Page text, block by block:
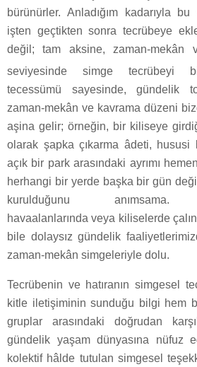
bürünürler. Anladığım kadarıyla
işten geçtikten sonra tecrübeye
değil; tam aksine, zaman-mekân
seviyesinde simge tecrübeyi
tecessümü sayesinde, gündelik
zaman-mekân ve kavrama düzeni
aşina gelir; örneğin, bir kiliseye
olarak şapka çıkarma âdeti,
açık bir park arasındaki ayrımı
herhangi bir yerde başka bir gün
kurulduğunu anımsama.
havaalanlarında veya kiliselerde
bile dolaysız gündelik
zaman-mekân simgeleriyle dolu.
Tecrübenin ve hatıranın simgesel
kitle iletişiminin sunduğu bilgi hem
gruplar arasındaki doğrudan
gündelik yaşam dünyasına nüfuz
kolektif hâlde tutulan simgesel